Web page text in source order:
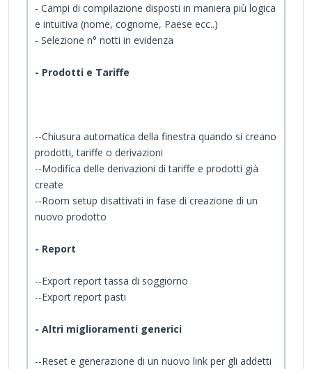
- Campi di compilazione disposti in maniera più logica
e intuitiva (nome, cognome, Paese ecc..)
- Selezione n° notti in evidenza
- Prodotti e Tariffe
--Chiusura automatica della finestra quando si creano
prodotti, tariffe o derivazioni
--Modifica delle derivazioni di tariffe e prodotti già
create
--Room setup disattivati in fase di creazione di un
nuovo prodotto
- Report
--Export report tassa di soggiorno
--Export report pasti
- Altri miglioramenti generici
--Reset e generazione di un nuovo link per gli addetti